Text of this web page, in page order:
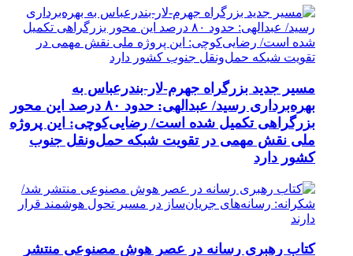
مسیر جدید بزرگراه جهرم-لار-بندرعباس به
بهره‌برداری رسید/ عبدالهی: حدود ۸۰ درصد این محور
بزرگراهی تکمیل شده است/ رضایی‌کوچی: این پروژه
ملی نقش مهمی در تقویت شبکه حمل‌ونقل جنوب
کشور دارد
کتاب رهبری رسانه در عصر هوش مصنوعی منتشر